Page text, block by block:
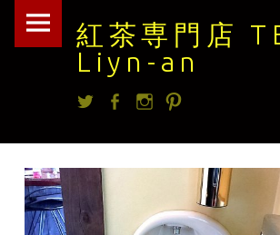
紅茶専門店
Liyn-an
紅
Liyn-
an
Skip
Twitterfacebook
Instagram